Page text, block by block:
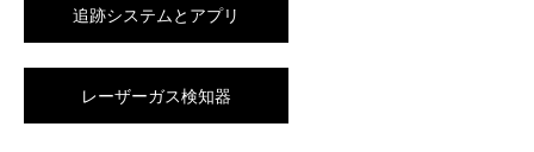
追跡システムとアプリ
レーザーガス検知器